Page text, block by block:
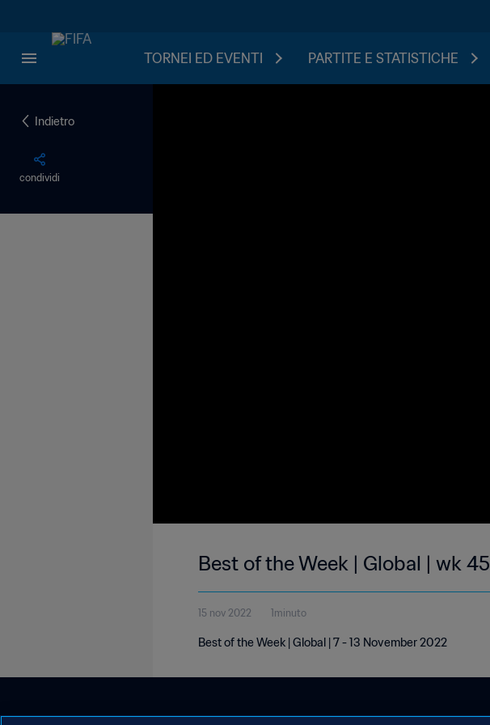
TORNEI ED EVENTI PARTITE E STATISTICHE
Indietro
condividi
Best of the Week | Global | wk 45
15 nov 2022 1minuto
Best of the Week | Global | 7 - 13 November 2022